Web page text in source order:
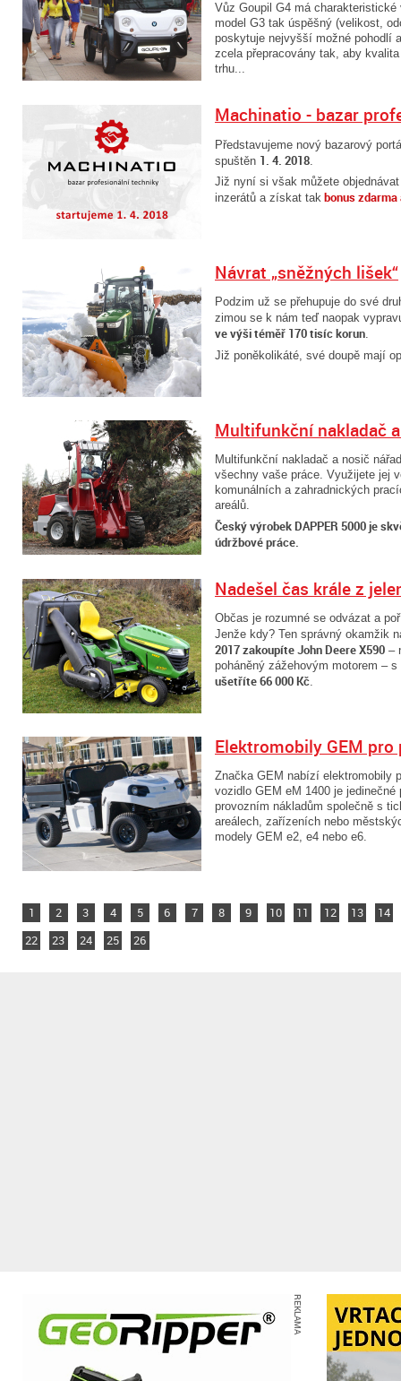
Vůz Goupil G4 má
model G3 tak úspěšný (velikost,
poskytuje nejvyšší možné pohodlí
zcela přepracovány tak, aby
trhu...
Machinatio - bazar
Představujeme nový bazarový
spuštěn 1. 4. 2018.
Již nyní si však můžete
inzerátů a získat tak bonus zdarma
Návrat „sněžných lišek“
Podzim už se přehupuje do své
zimou se k nám teď naopak
ve výši téměř 170 tisíc korun.
Již poněkolikáté, své doupě mají
Multifunkční nakladač
Multifunkční nakladač a nosič
všechny vaše práce. Využijete jej
komunálních a zahradnických
areálů.
Český výrobek DAPPER 5000 je
údržbové práce.
Nadešel čas krále z
Občas je rozumné se odvázat a
Jenže kdy? Ten správný okamžik
2017 zakoupíte John Deere X590 –
poháněný zážehovým motorem –
ušetříte 66 000 Kč.
Elektromobily GEM
Značka GEM nabízí elektromobily
vozidlo GEM eM 1400 je
provozním nákladům společně s
areálech, zařízeních nebo
modely GEM e2, e4 nebo e6.
1 2 3 4 5 6 7 8 9 10 11 12 13
14
22
23 24 25 26
REKLAMA